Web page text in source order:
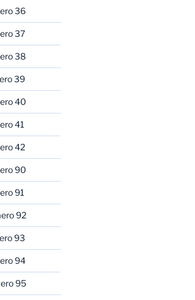
36
37
38
39
40
41
42
90
91
92
93
94
95